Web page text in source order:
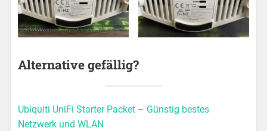
Alternative gefällig?
Ubiquiti UniFi Starter Packet – Günstig bestes
Netzwerk und WLAN